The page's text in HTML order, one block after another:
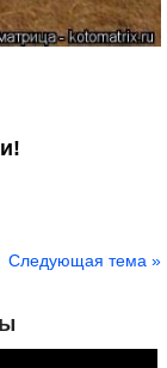
Следующая тема »